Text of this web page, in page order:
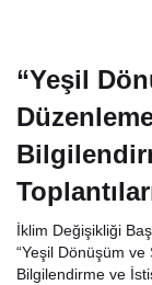
“Yeşil
İklim Değişikliği
“Yeşil Dönüşüm ve
Bilgilendirme ve